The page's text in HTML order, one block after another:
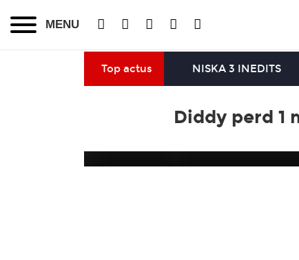
MENU
Top actus NISKA 3 INEDITS
Diddy perd 1